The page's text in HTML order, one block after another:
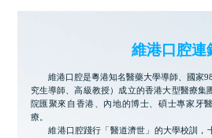
維港口腔連
維港口腔是粵港知名醫藥大學導師、國家
究生導師、高級教授）成立的香港大型醫療集
院匯聚來自香港、內地的博士、碩士專家牙
療。
維港口腔踐行「醫道濟世」的大學校訓，